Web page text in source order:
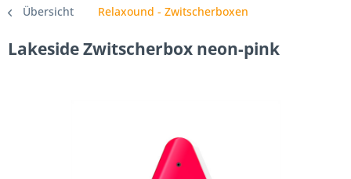
Übersicht Relaxound - Zwitscherboxen
Lakeside Zwitscherbox neon-pink